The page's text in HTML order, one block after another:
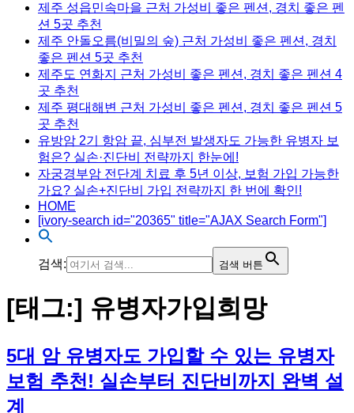
제주 성읍민속마을 근처 가성비 좋은 펜션, 경치 좋은 펜
션 5곳 추천
제주 안돌오름(비밀의 숲) 근처 가성비 좋은 펜션, 경치
좋은 펜션 5곳 추천
제주도 연화지 근처 가성비 좋은 펜션, 경치 좋은 펜션 4
곳 추천
제주 평대해변 근처 가성비 좋은 펜션, 경치 좋은 펜션 5
곳 추천
유방암 2기 항암 끝, 심부전 발생자도 가능한 유병자 보
험은? 실손·진단비 전략까지 한눈에!
자궁경부암 전단계 치료 후 5년 이상, 보험 가입 가능한
가요? 실손+진단비 가입 전략까지 한 번에 확인!
HOME
[ivory-search id="20365" title="AJAX Search Form"]
검색: 검색 버튼
[태그:] 유병자가입희망
5대 암 유병자도 가입할 수 있는 유병자
보험 추천! 실손부터 진단비까지 완벽 설
계